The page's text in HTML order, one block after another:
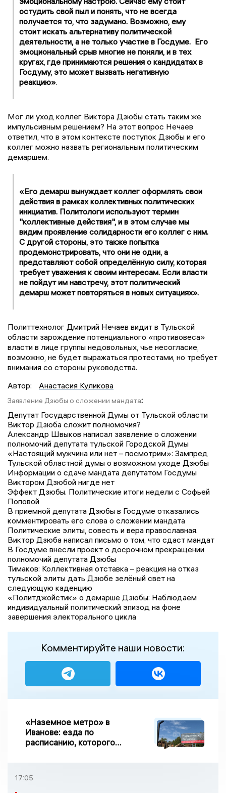
остудить свой пыл и понять, что не всегда
получается то, что задумано. Возможно, ему
стоит искать альтернативу политической
деятельности, а не только участие в Госдуме. Его
эмоциональный срыв многие не поняли, и в тех
кругах, где принимаются решения о кандидатах в
Госдуму, это может вызвать негативную
реакцию».
Мог ли уход коллег Виктора Дзюбы стать таким же
импульсивным решением? На этот вопрос Нечаев
ответил, что в этом контексте поступок Дзюбы и его
коллег можно назвать региональным политическим
демаршем.
«Его демарш вынуждает коллег оформлять свои
действия в рамках коллективных политических
инициатив. Политологи используют термин
"коллективные действия", и в этом случае мы
видим проявление солидарности его коллег с ним.
С другой стороны, это также попытка
продемонстрировать, что они не одни, а
представляют собой определённую силу, которая
требует уважения к своим интересам. Если власти
не пойдут им навстречу, этот политический
демарш может повторяться в новых ситуациях».
Политтехнолог Дмитрий Нечаев видит в Тульской
области зарождение потенциального «противовеса»
власти в лице группы недовольных, чье несогласие,
возможно, не будет выражаться протестами, но требует
внимания со стороны руководства.
Автор:
Анастасия Куликова
Заявление Дзюбы о сложении мандата:
Депутат Государственной Думы от Тульской области
Виктор Дзюба сложит полномочия?
Александр Швыков написал заявление о сложении
полномочий депутата тульской Городской Думы
«Настоящий мужчина или нет – посмотрим»: Зампред
Тульской областной думы о возможном уходе Дзюбы
Информации о сдаче мандата депутатом Госдумы
Виктором Дзюбой нигде нет
Эффект Дзюбы. Политические итоги недели с Софьей
Поповой
В приемной депутата Дзюбы в Госдуме отказались
комментировать его слова о сложении мандата
Политические элиты, совесть и вера православная.
Виктор Дзюба написал письмо о том, что сдаст мандат
В Госдуме внесли проект о досрочном прекращении
полномочий депутата Дзюбы
Тимаков: Коллективная отставка – реакция на отказ
тульской элиты дать Дзюбе зелёный свет на
следующую каденцию
«Политджойстик» о демарше Дзюбы: Наблюдаем
индивидуальный политический эпизод на фоне
завершения электорального цикла
Комментируйте наши новости:
«Наземное метро» в
Иванове: езда по
расписанию, которого
17:05